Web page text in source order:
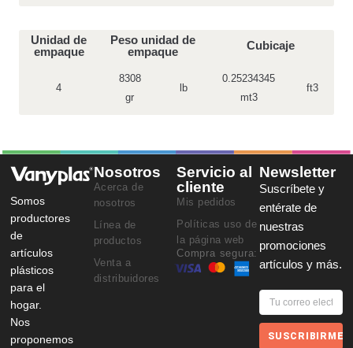
Unidad de
empaque
Peso unidad de
empaque
Cubicaje
4
8308
gr
lb
0.25234345
mt3
ft3
Somos
productores
de
artículos
plásticos
para el
hogar.
Nos
proponemos
Nosotros
Acerca de
nosotros
Línea de
productos
Venta a
distribuidores
Servicio al
cliente
Mis pedidos
Políticas uso de
la página web
Compra segura:
Newsletter
Suscríbete y
entérate de
nuestras
promociones
artículos y más.
SUSCRIBIRME